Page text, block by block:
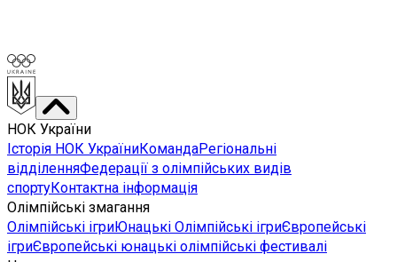
НОК України
Історія НОК УкраїниКомандаРегіональні
відділенняФедерації з олімпійських видів
спортуКонтактна інформація
Олімпійські змагання
Олімпійські ігриЮнацькі Олімпійські ігриЄвропейські
ігриЄвропейські юнацькі олімпійські фестивалі